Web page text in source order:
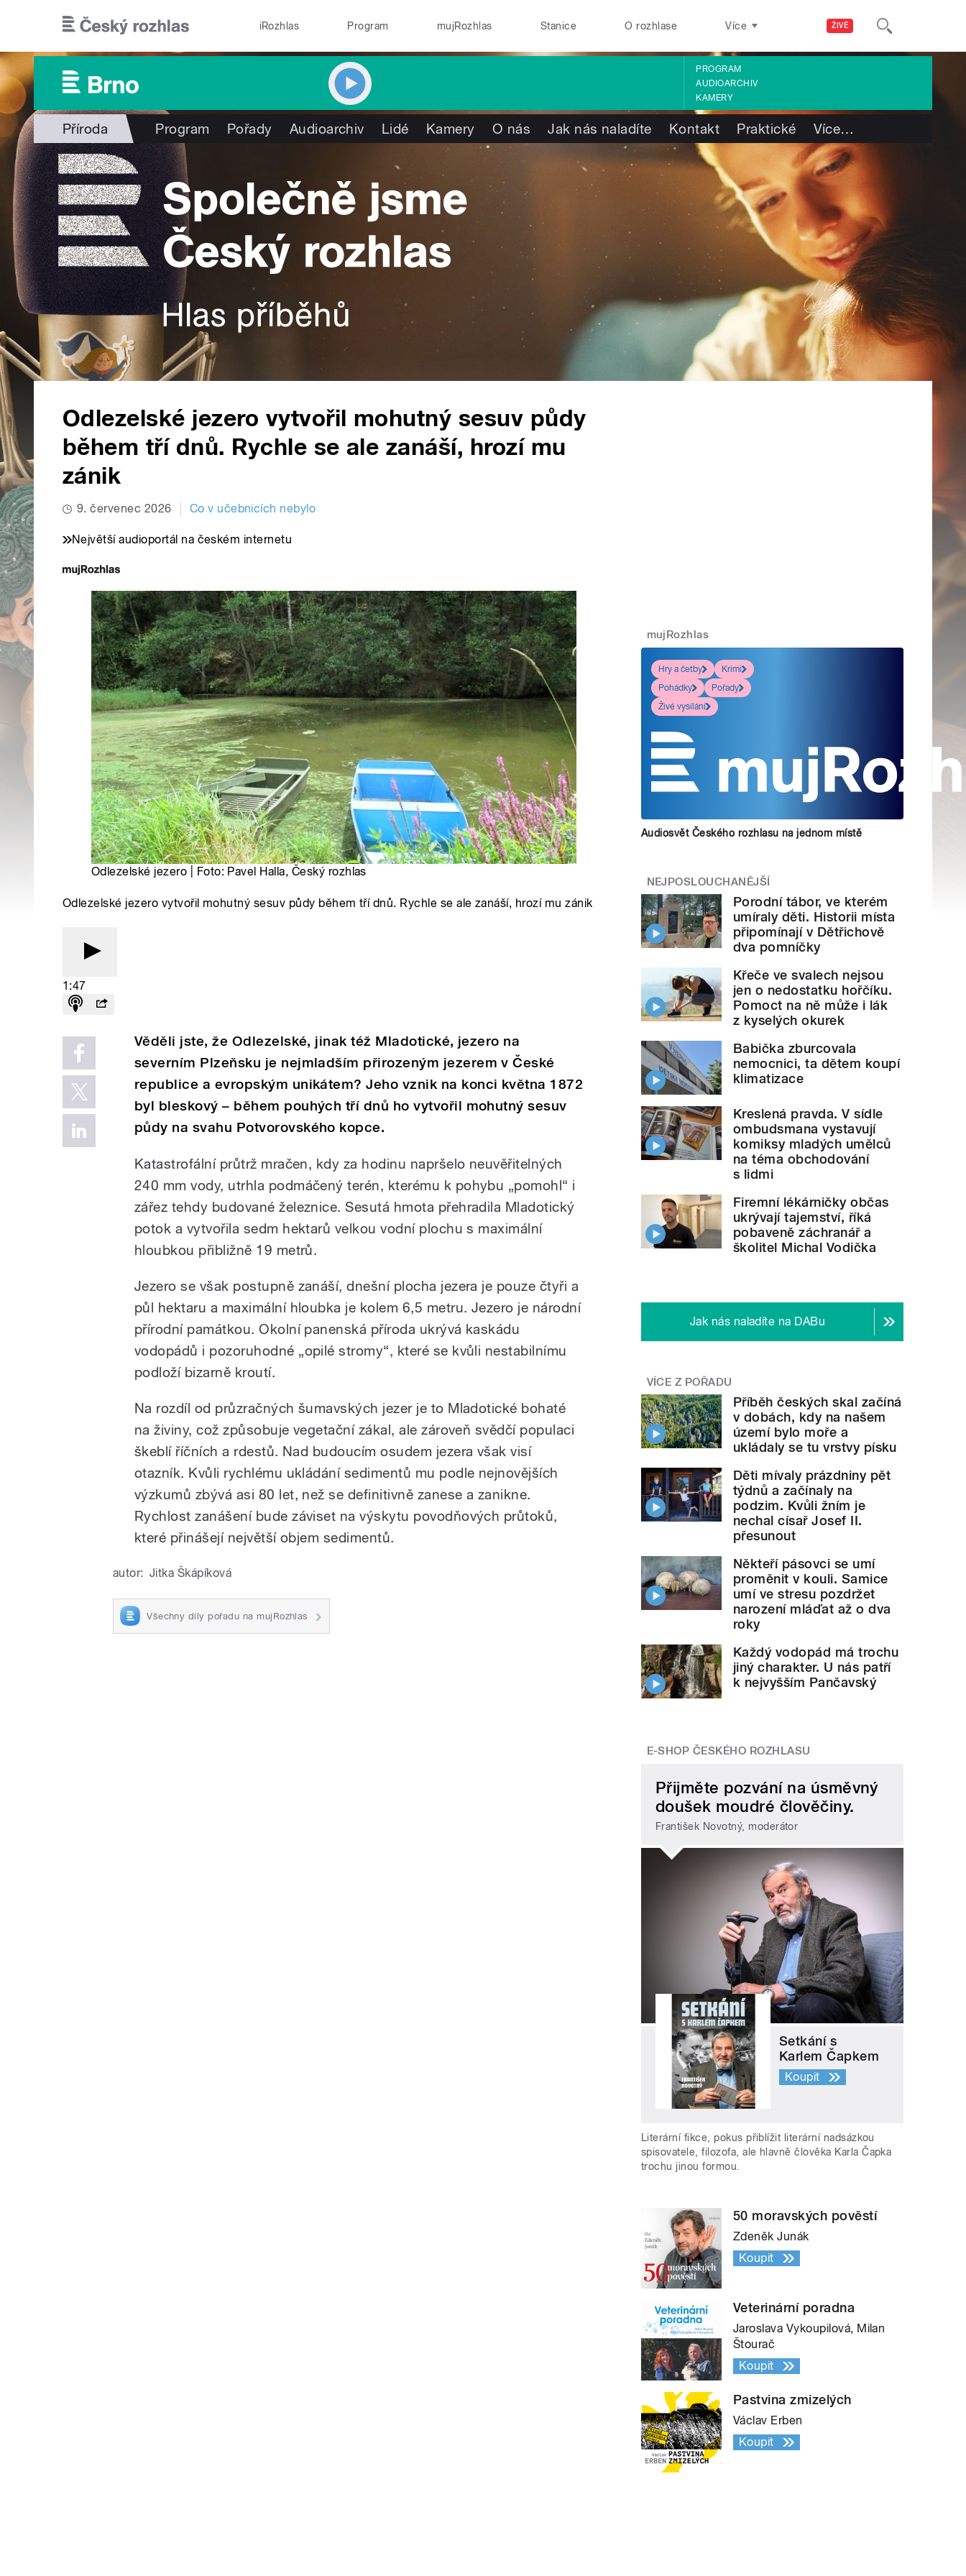
ŽIVĚ
iRozhlas Program mujRozhlas Stanice O rozhlase Více
PROGRAM
AUDIOARCHIV
KAMERY
Příroda Program Pořady Audioarchiv Lidé Kamery O nás Jak nás naladíte Kontakt Praktické Více…
Odlezelské jezero vytvořil mohutný sesuv půdy
během tří dnů. Rychle se ale zanáší, hrozí mu
zánik
9. červenec 2026 Co v učebnicích nebylo
Největší audioportál na českém internetu
Odlezelské jezero | Foto: Pavel Halla, Český rozhlas
Odlezelské jezero vytvořil mohutný sesuv půdy během tří dnů. Rychle se ale zanáší, hrozí mu zánik
1:47
Věděli jste, že Odlezelské, jinak též Mladotické, jezero na
severním Plzeňsku je nejmladším přirozeným jezerem v České
republice a evropským unikátem? Jeho vznik na konci května 1872
byl bleskový – během pouhých tří dnů ho vytvořil mohutný sesuv
půdy na svahu Potvorovského kopce.
Katastrofální průtrž mračen, kdy za hodinu napršelo neuvěřitelných
240 mm vody, utrhla podmáčený terén, kterému k pohybu „pomohl“ i
zářez tehdy budované železnice. Sesutá hmota přehradila Mladotický
potok a vytvořila sedm hektarů velkou vodní plochu s maximální
hloubkou přibližně 19 metrů.
Jezero se však postupně zanáší, dnešní plocha jezera je pouze čtyři a
půl hektaru a maximální hloubka je kolem 6,5 metru. Jezero je národní
přírodní památkou. Okolní panenská příroda ukrývá kaskádu
vodopádů i pozoruhodné „opilé stromy“, které se kvůli nestabilnímu
podloží bizarně kroutí.
Na rozdíl od průzračných šumavských jezer je to Mladotické bohaté
na živiny, což způsobuje vegetační zákal, ale zároveň svědčí populaci
škeblí říčních a rdestů. Nad budoucím osudem jezera však visí
otazník. Kvůli rychlému ukládání sedimentů mu podle nejnovějších
výzkumů zbývá asi 80 let, než se definitivně zanese a zanikne.
Rychlost zanášení bude záviset na výskytu povodňových průtoků,
které přinášejí největší objem sedimentů.
autor: Jitka Škápíková
Všechny díly pořadu na mujRozhlas
mujRozhlas
Hry a četby
Krimi
Pohádky
Pořady
Živé vysílání
Audiosvět Českého rozhlasu na jednom místě
NEJPOSLOUCHANĚJŠÍ
Porodní tábor, ve kterém
umíraly děti. Historii místa
připomínají v Dětřichově
dva pomníčky
Křeče ve svalech nejsou
jen o nedostatku hořčíku.
Pomoct na ně může i lák
z kyselých okurek
Babička zburcovala
nemocnici, ta dětem koupí
klimatizace
Kreslená pravda. V sídle
ombudsmana vystavují
komiksy mladých umělců
na téma obchodování
s lidmi
Firemní lékárničky občas
ukrývají tajemství, říká
pobaveně záchranář a
školitel Michal Vodička
Jak nás naladíte na DABu
VÍCE Z POŘADU
Příběh českých skal začíná
v dobách, kdy na našem
území bylo moře a
ukládaly se tu vrstvy písku
Děti mívaly prázdniny pět
týdnů a začínaly na
podzim. Kvůli žním je
nechal císař Josef II.
přesunout
Někteří pásovci se umí
proměnit v kouli. Samice
umí ve stresu pozdržet
narození mláďat až o dva
roky
Každý vodopád má trochu
jiný charakter. U nás patří
k nejvyšším Pančavský
E-SHOP ČESKÉHO ROZHLASU
Přijměte pozvání na úsměvný
doušek moudré člověčiny.
František Novotný, moderátor
Setkání s
Karlem Čapkem
Koupit
Literární fikce, pokus přiblížit literární nadsázkou
spisovatele, filozofa, ale hlavně člověka Karla Čapka
trochu jinou formou.
50 moravských pověstí
Zdeněk Junák
Koupit
Veterinární poradna
Jaroslava Vykoupilová, Milan
Štourač
Koupit
Pastvina zmizelých
Václav Erben
Koupit